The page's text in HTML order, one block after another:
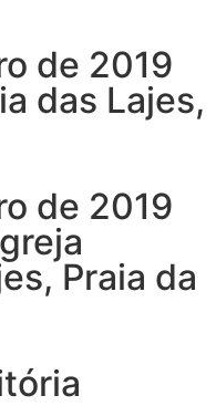
de 2019
das Lajes,
de 2019
Praia da